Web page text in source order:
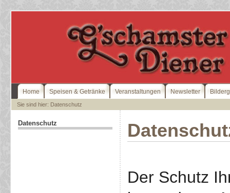
Home Speisen & Getränke Veranstaltungen Newsletter
Sie sind hier: Datenschutz
Datenschutz
Der Schutz